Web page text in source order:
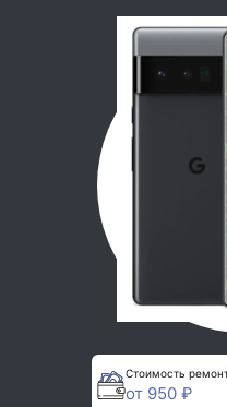
Стоимость
от 950 ₽